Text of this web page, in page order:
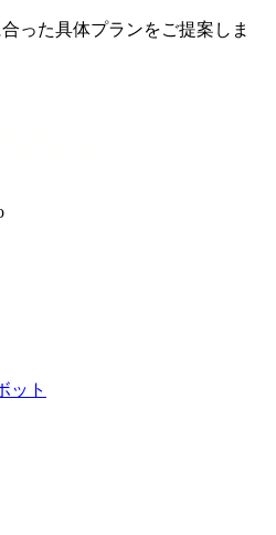
った具体プランをご提案しま
ット